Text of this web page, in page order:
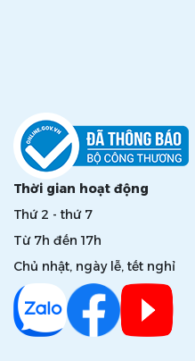
Thời gian hoạt động
Thứ 2 - thứ 7
Từ 7h đến 17h
Chủ nhật, ngày lễ, tết nghỉ